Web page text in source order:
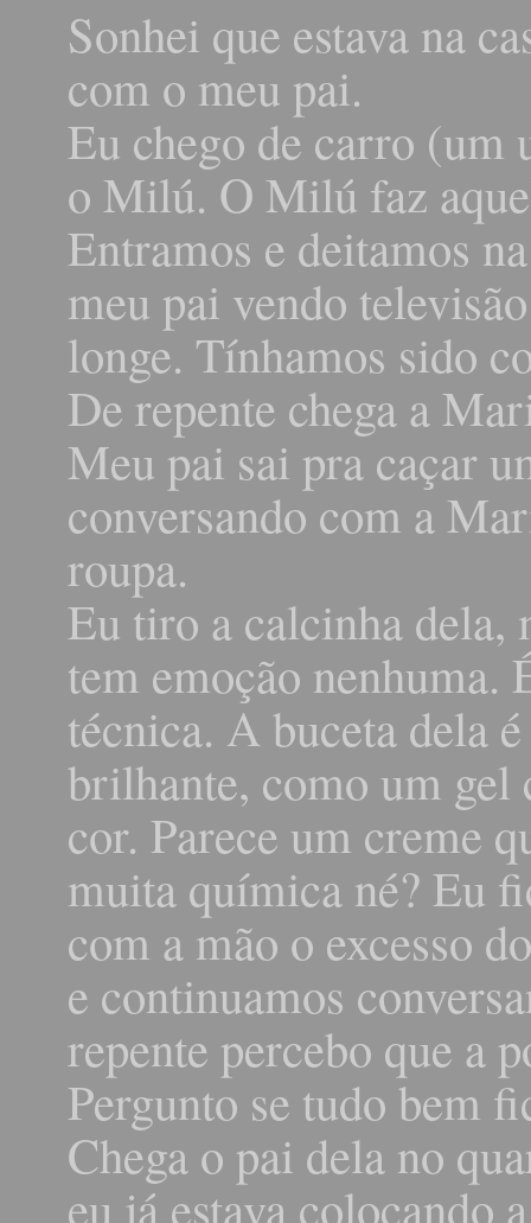
Sonhei que estava na
com o meu pai.
Eu chego de carro (um
o Milú. O Milú faz
Entramos e deitamos
meu pai vendo
longe. Tínhamos sido
De repente chega a
Meu pai sai pra caçar
conversando com a
roupa.
Eu tiro a calcinha dela,
tem emoção nenhuma.
técnica. A buceta dela
brilhante, como um gel
cor. Parece um creme
muita química né? Eu
com a mão o excesso
e continuamos
repente percebo que a
Pergunto se tudo bem
Chega o pai dela no
eu já estava colocando